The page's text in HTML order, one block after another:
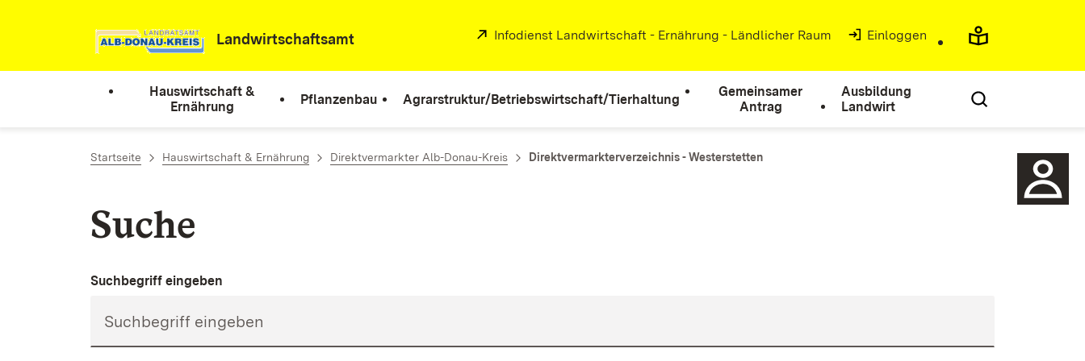
Zum Inhalt springen
Landwirtschaftsamt
Extern:
Infodienst Landwirtschaft - Ernährung - Ländlicher Raum (Öffnet in neuem Fenster)
Einloggen
Hauswirtschaft &
Ernährung
Pflanzenbau Agrarstruktur/Betriebswirtschaft/Tierhaltung
Gemeinsamer
Antrag
Ausbildung
Landwirt
Startseite Hauswirtschaft & Ernährung Direktvermarkter Alb-Donau-Kreis Direktvermarkterverzeichnis - Westerstetten
Suche
Suchbegriff eingeben